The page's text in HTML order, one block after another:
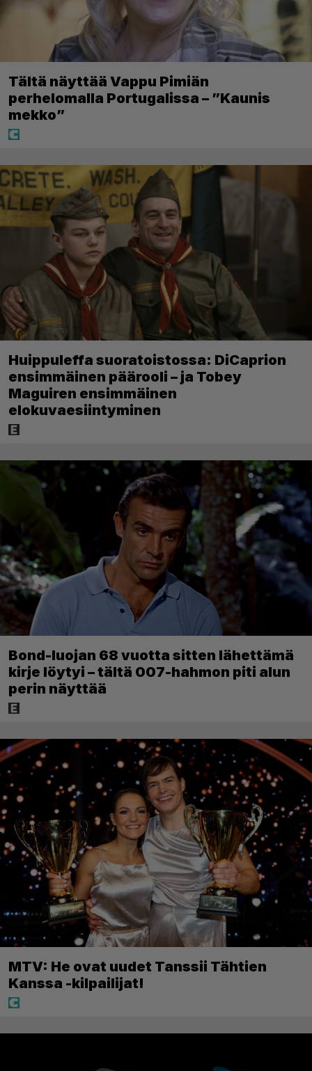
Tältä näyttää Vappu Pimiän
perhelomalla Portugalissa – ”Kaunis
mekko”
Huippuleffa suoratoistossa: DiCaprion
ensimmäinen päärooli – ja Tobey
Maguiren ensimmäinen
elokuvaesiintyminen
Bond-luojan 68 vuotta sitten lähettämä
kirje löytyi – tältä 007-hahmon piti alun
perin näyttää
MTV: He ovat uudet Tanssii Tähtien
Kanssa -kilpailijat!